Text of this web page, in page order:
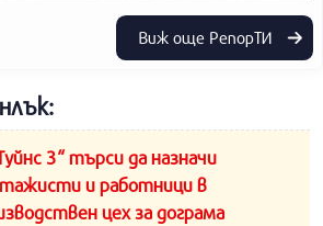
Виж още РепорТИ
3“ търси да назначи
и работници в
цех за дограма